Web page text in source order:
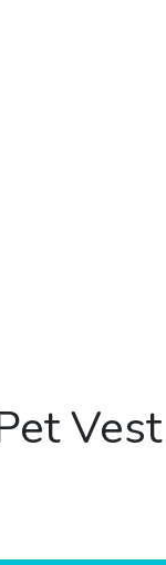
Lime Teal daudzums